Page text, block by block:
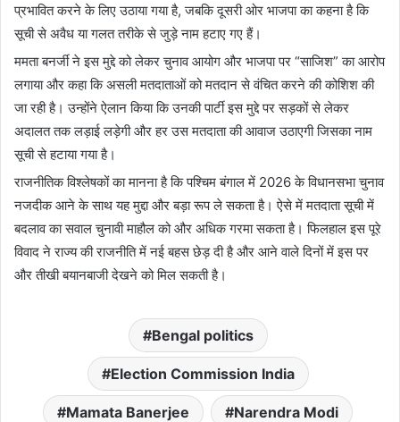
प्रभावित करने के लिए उठाया गया है, जबकि दूसरी ओर भाजपा का कहना है कि
सूची से अवैध या गलत तरीके से जुड़े नाम हटाए गए हैं।
ममता बनर्जी ने इस मुद्दे को लेकर चुनाव आयोग और भाजपा पर “साजिश” का आरोप
लगाया और कहा कि असली मतदाताओं को मतदान से वंचित करने की कोशिश की
जा रही है। उन्होंने ऐलान किया कि उनकी पार्टी इस मुद्दे पर सड़कों से लेकर
अदालत तक लड़ाई लड़ेगी और हर उस मतदाता की आवाज उठाएगी जिसका नाम
सूची से हटाया गया है।
राजनीतिक विश्लेषकों का मानना है कि पश्चिम बंगाल में 2026 के विधानसभा चुनाव
नजदीक आने के साथ यह मुद्दा और बड़ा रूप ले सकता है। ऐसे में मतदाता सूची में
बदलाव का सवाल चुनावी माहौल को और अधिक गरमा सकता है। फिलहाल इस पूरे
विवाद ने राज्य की राजनीति में नई बहस छेड़ दी है और आने वाले दिनों में इस पर
और तीखी बयानबाजी देखने को मिल सकती है।
Bengal politics
Election Commission India
Mamata Banerjee Narendra Modi